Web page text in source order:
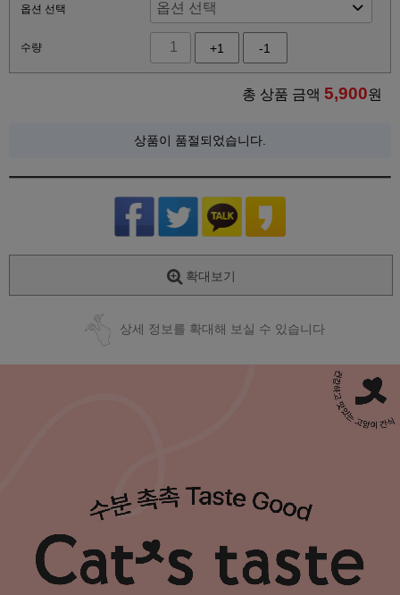
옵션 선택
수량 +1 -1
총 상품 금액 5,900원
상품이 품절되었습니다.
확대보기
상세 정보를 확대해 보실 수 있습니다